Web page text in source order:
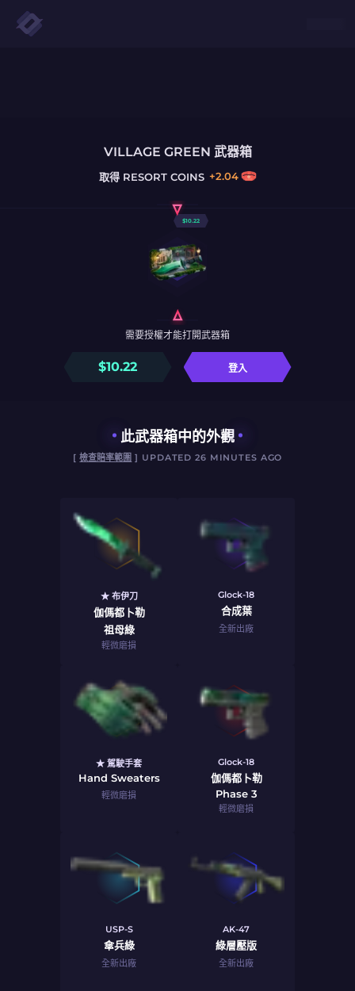
VILLAGE GREEN 武器箱
取得RESORT COINS +2.04
$10.22
$10.22 登入
需要授權才能打開武器箱
此武器箱中的外觀
[檢查賠率範圍 ] UPDATED 26 MINUTES AGO
★ 布伊刀
伽傌都卜勒
祖母綠
輕微磨損
Glock-18
合成葉
全新出廠
★ 駕駛手套
Hand Sweaters
輕微磨損
Glock-18
伽傌都卜勒
Phase 3
輕微磨損
USP-S
傘兵綠
全新出廠
AK-47
綠層壓版
全新出廠